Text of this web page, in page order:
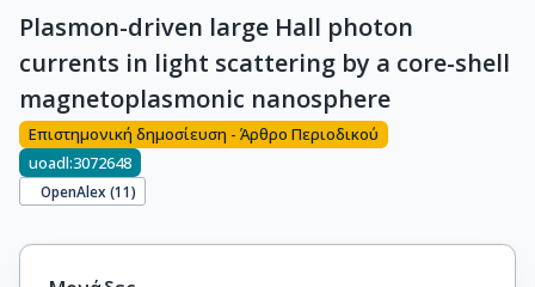
Plasmon-driven large Hall photon
currents in light scattering by a core-shell
magnetoplasmonic nanosphere
Επιστημονική δημοσίευση - Άρθρο Περιοδικού
uoadl:3072648
OpenAlex (11)